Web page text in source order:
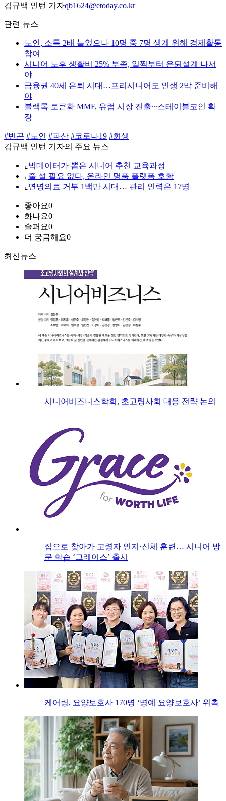
김규백 인턴 기자qb1624@etoday.co.kr
관련 뉴스
노인, 소득 2배 늘었으나 10명 중 7명 생계 위해 경제활동
참여
시니어 노후 생활비 25% 부족, 일찍부터 은퇴설계 나서
야
금융권 40세 은퇴 시대…프리시니어도 인생 2막 준비해
야
블랙록 토큰화 MMF, 유럽 시장 진출∙∙∙스테이블코인 확
장
#빈곤 #노인 #파산 #코로나19 #회생
김규백 인턴 기자의 주요 뉴스
⌞ 빅데이터가 뽑은 시니어 추천 교육과정
⌞ 줄 설 필요 없다, 온라인 명품 플랫폼 호황
⌞ 연명의료 거부 1백만 시대… 관리 인력은 17명
좋아요0
화나요0
슬퍼요0
더 궁금해요0
최신뉴스
시니어비즈니스학회, 초고령사회 대응 전략 논의
집으로 찾아가 고령자 인지·신체 훈련… 시니어 방
문 학습 ‘그레이스’ 출시
케어링, 요양보호사 170명 ‘명예 요양보호사’ 위촉